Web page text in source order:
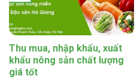
Thu mua, nhập khẩu, xuất
khẩu nông sản chất lượng
giá tốt